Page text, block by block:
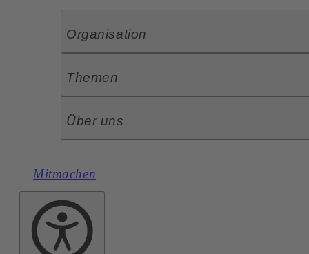
Organisation
Themen
Über uns
Mitmachen